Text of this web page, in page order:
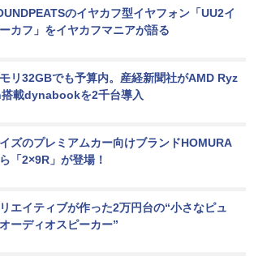
のイヤカフ型イヤフォン「UU2イ
カフ」をイヤカフマニアが語る
リ32GBでも予算内。産経新聞社がAMD Ryz
載dynabookを2千台導入
ズのプレミアムカー向けブランドHOMURA
「2×9R」が登場！
エイティブが作った2万円台の“小さなピュ
ーディオスピーカー”